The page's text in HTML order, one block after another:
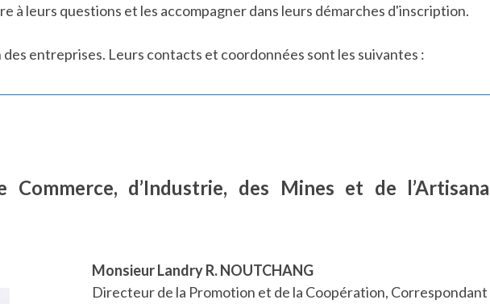
à leurs questions et les accompagner dans leurs démarches d'inscription.
des entreprises. Leurs contacts et coordonnées sont les suivantes :
Commerce, d’Industrie, des Mines et de
Monsieur Landry R. NOUTCHANG
Directeur de la Promotion et de la Coopération, Correspondant